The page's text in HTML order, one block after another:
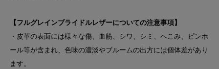
【フルグレインブライドルレザーについての注意事項】
・皮革の表面には様々な傷、血筋、シワ、シミ、へこみ、ピンホ
ール等が含まれ、色味の濃淡やブルームの出方には個体差があり
ます。